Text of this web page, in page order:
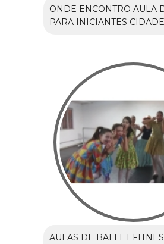
ONDE ENCONTRO AULA
PARA INICIANTES
AULAS DE BALLET